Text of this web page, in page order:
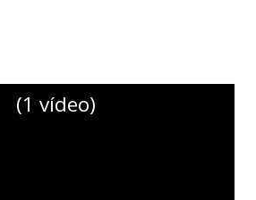
(1 vídeo)